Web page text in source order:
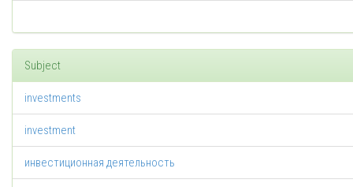
Subject
investments
investment
инвестиционная деятельность